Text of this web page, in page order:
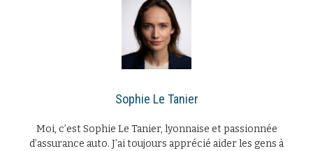
Sophie Le Tanier
Moi, c’est Sophie Le Tanier, lyonnaise et passionnée
d’assurance auto. J’ai toujours apprécié aider les gens à